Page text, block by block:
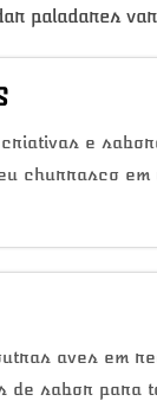
paladares
e
churrasco em
aves em
de sabor para